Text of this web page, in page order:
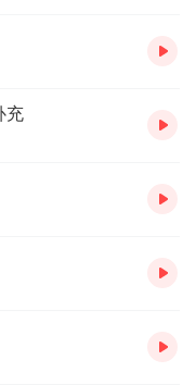
充